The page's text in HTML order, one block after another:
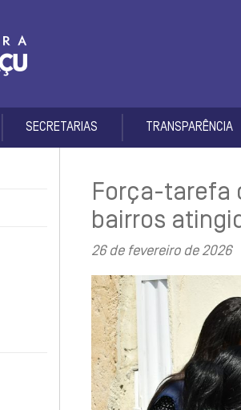
SECRETARIAS TRANSPARÊNCIA
Força-tarefa
bairros
26 de fevereiro de 2026